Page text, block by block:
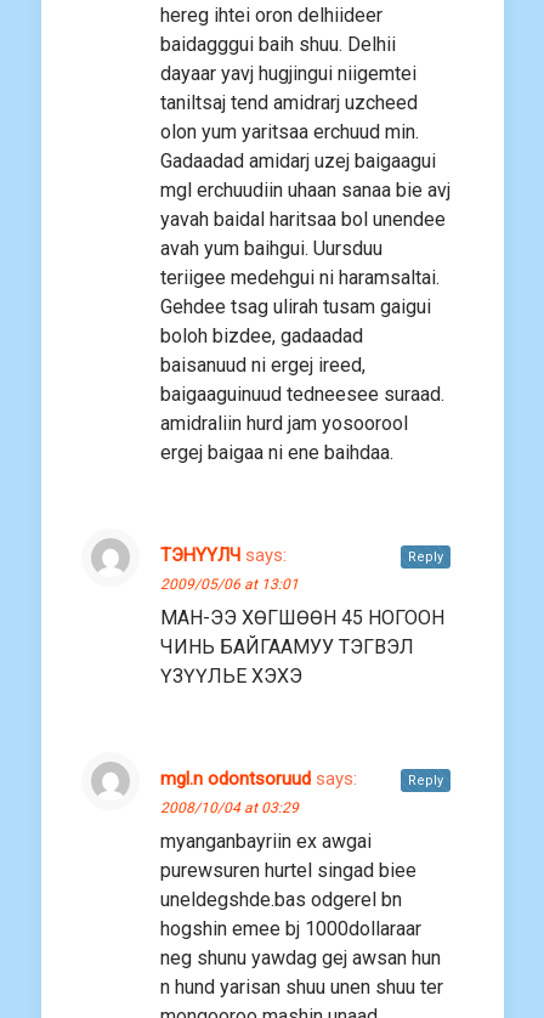
hereg ihtei oron delhiideer
baidagggui baih shuu. Delhii
dayaar yavj hugjingui niigemtei
taniltsaj tend amidrarj uzcheed
olon yum yaritsaa erchuud min.
Gadaadad amidarj uzej baigaagui
mgl erchuudiin uhaan sanaa bie avj
yavah baidal haritsaa bol unendee
avah yum baihgui. Uursduu
teriigee medehgui ni haramsaltai.
Gehdee tsag ulirah tusam gaigui
boloh bizdee, gadaadad
baisanuud ni ergej ireed,
baigaaguinuud tedneesee suraad.
amidraliin hurd jam yosoorool
ergej baigaa ni ene baihdaa.
ТЭНYYЛЧ says:
2009/05/06 at 13:01
МАН-ЭЭ ХӨГШӨӨН 45 НОГООН
ЧИНЬ БАЙГААМУУ ТЭГВЭЛ
ҮЗҮҮЛЬЕ ХЭХЭ
Reply
mgl.n odontsoruud says:
2008/10/04 at 03:29
myanganbayriin ex awgai
purewsuren hurtel singad biee
uneldegshde.bas odgerel bn
hogshin emee bj 1000dollaraar
neg shunu yawdag gej awsan hun
n hund yarisan shuu unen shuu ter
Reply